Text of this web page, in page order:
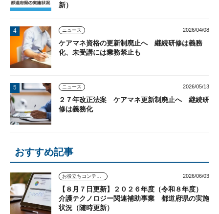
新）
ニュース 2026/04/08
ケアマネ資格の更新制廃止へ 継続研修は義務
化、未受講には業務禁止も
ニュース 2026/05/13
２７年改正法案 ケアマネ更新制廃止へ 継続研
修は義務化
おすすめ記事
2026/06/03
【８月７日更新】２０２６年度（令和８年度）
介護テクノロジー関連補助事業 都道府県の実施
状況（随時更新）